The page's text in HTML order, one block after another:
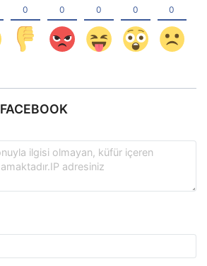
FACEBOOK